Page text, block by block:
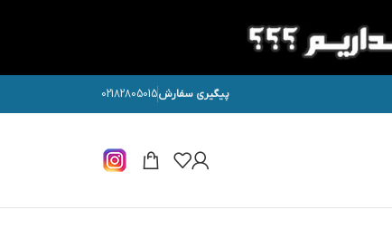
پیگیری سفارش02182805015